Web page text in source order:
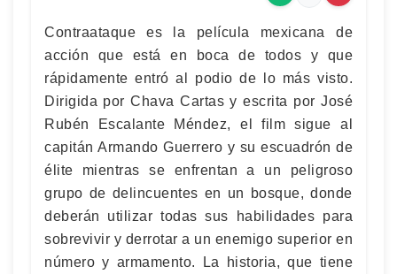
Contraataque es la película mexicana de
acción que está en boca de todos y que
rápidamente entró al podio de lo más visto.
Dirigida por Chava Cartas y escrita por José
Rubén Escalante Méndez, el film sigue al
capitán Armando Guerrero y su escuadrón de
élite mientras se enfrentan a un peligroso
grupo de delincuentes en un bosque, donde
deberán utilizar todas sus habilidades para
sobrevivir y derrotar a un enemigo superior en
número y armamento. La historia, que tiene